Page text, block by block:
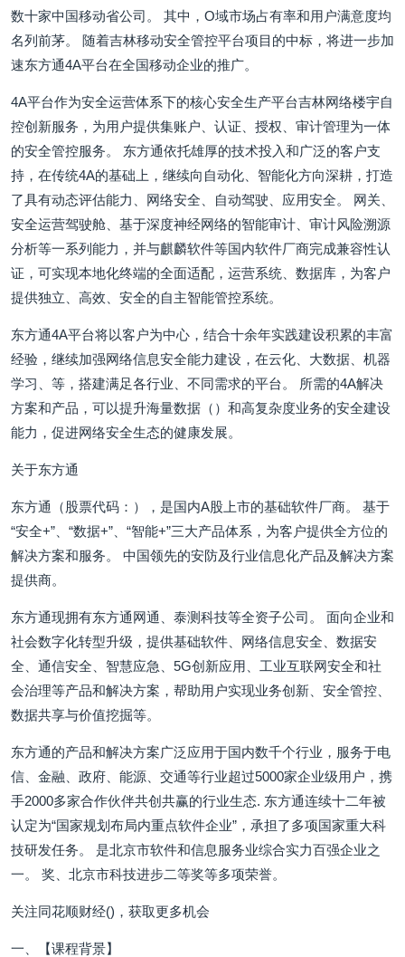
数十家中国移动省公司。 其中，O域市场占有率和用户满意度均
名列前茅。 随着吉林移动安全管控平台项目的中标，将进一步加
速东方通4A平台在全国移动企业的推广。
4A平台作为安全运营体系下的核心安全生产平台吉林网络楼宇自
控创新服务，为用户提供集账户、认证、授权、审计管理为一体
的安全管控服务。 东方通依托雄厚的技术投入和广泛的客户支
持，在传统4A的基础上，继续向自动化、智能化方向深耕，打造
了具有动态评估能力、网络安全、自动驾驶、应用安全。 网关、
安全运营驾驶舱、基于深度神经网络的智能审计、审计风险溯源
分析等一系列能力，并与麒麟软件等国内软件厂商完成兼容性认
证，可实现本地化终端的全面适配，运营系统、数据库，为客户
提供独立、高效、安全的自主智能管控系统。
东方通4A平台将以客户为中心，结合十余年实践建设积累的丰富
经验，继续加强网络信息安全能力建设，在云化、大数据、机器
学习、等，搭建满足各行业、不同需求的平台。 所需的4A解决
方案和产品，可以提升海量数据（）和高复杂度业务的安全建设
能力，促进网络安全生态的健康发展。
关于东方通
东方通（股票代码：），是国内A股上市的基础软件厂商。 基于
“安全+”、“数据+”、“智能+”三大产品体系，为客户提供全方位的
解决方案和服务。 中国领先的安防及行业信息化产品及解决方案
提供商。
东方通现拥有东方通网通、泰测科技等全资子公司。 面向企业和
社会数字化转型升级，提供基础软件、网络信息安全、数据安
全、通信安全、智慧应急、5G创新应用、工业互联网安全和社
会治理等产品和解决方案，帮助用户实现业务创新、安全管控、
数据共享与价值挖掘等。
东方通的产品和解决方案广泛应用于国内数千个行业，服务于电
信、金融、政府、能源、交通等行业超过5000家企业级用户，携
手2000多家合作伙伴共创共赢的行业生态. 东方通连续十二年被
认定为“国家规划布局内重点软件企业”，承担了多项国家重大科
技研发任务。 是北京市软件和信息服务业综合实力百强企业之
一。 奖、北京市科技进步二等奖等多项荣誉。
关注同花顺财经()，获取更多机会
一、【课程背景】